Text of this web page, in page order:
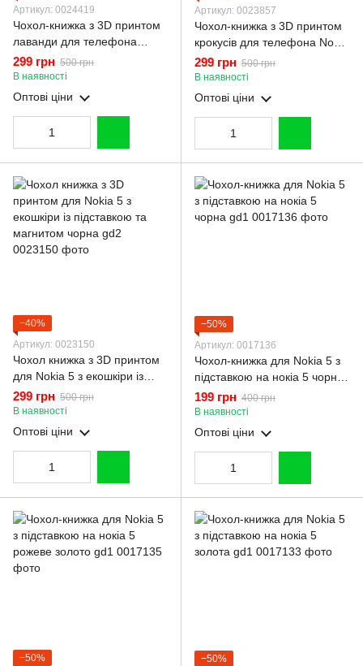
Артикул: 0024419
Чохол-книжка з 3D принтом
лаванди для телефона
Nokia 5 з екошкіри із
підставкою та магнітом
бордова gd2
299 грн 500 грн
В наявності
Оптові ціни
Артикул: 0023857
Чохол-книжка з 3D принтом
крокусів для телефона Nokia
5 з екошкіри із підставкою та
магнітом бордова gd2
299 грн 500 грн
В наявності
Оптові ціни
−40%
Артикул: 0023150
Чохол книжка з 3D принтом
для Nokia 5 з екошкіри із
підставкою та магнитом
чорна gd2
299 грн 500 грн
В наявності
Оптові ціни
−50%
Артикул: 0017136
Чохол-книжка для Nokia 5 з
підставкою на нокіа 5 чорна
gd1
199 грн 400 грн
В наявності
Оптові ціни
−50%
−50%